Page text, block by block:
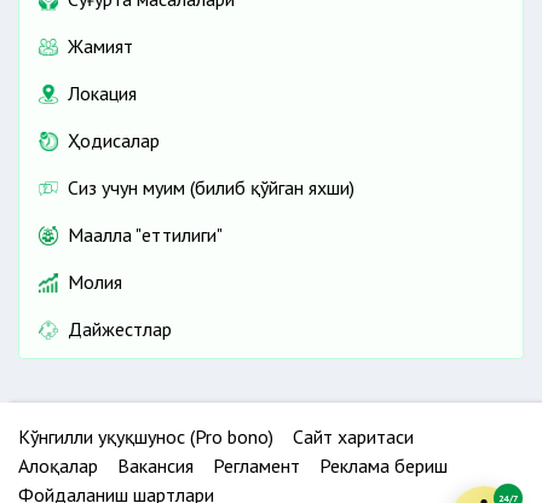
Жамият
Локация
Ҳодисалар
Сиз учун муҳим (билиб қўйган яхши)
Маҳалла "еттилиги"
Молия
Дайжестлар
Кўнгилли ҳуқуқшунос (Pro bono)
Сайт харитаси
Алоқалар
Вакансия Регламент
Реклама бериш
Фойдаланиш шартлари
24/7